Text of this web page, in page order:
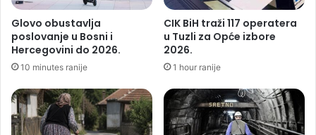
Glovo obustavlja
poslovanje u Bosni i
Hercegovini do 2026.
10 minutes ranije
CIK BiH traži 117 operatera
u Tuzli za Opće izbore
2026.
1 hour ranije